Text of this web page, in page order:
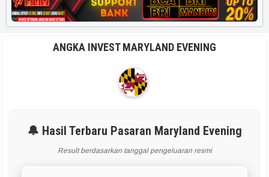
ANGKA INVEST MARYLAND EVENING
🔔 Hasil Terbaru Pasaran Maryland Evening
Result berdasarkan tanggal pengeluaran resmi